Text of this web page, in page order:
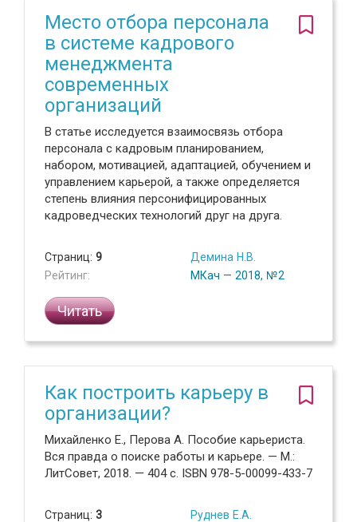
Место отбора персонала
в системе кадрового
менеджмента
современных
организаций
В статье исследуется взаимосвязь отбора
персонала с кадровым планированием,
набором, мотивацией, адаптацией, обучением и
управлением карьерой, а также определяется
степень влияния персонифицированных
кадроведческих технологий друг на друга.
Страниц: 9
Рейтинг:
Демина Н.В.
МКач — 2018, №2
Читать
Как построить карьеру в
организации?
Михайленко Е., Перова А. Пособие карьериста.
Вся правда о поиске работы и карьере. — М.:
ЛитСовет, 2018. — 404 с. ISBN 978-5-00099-433-7
Страниц: 3
Руднев Е.А.